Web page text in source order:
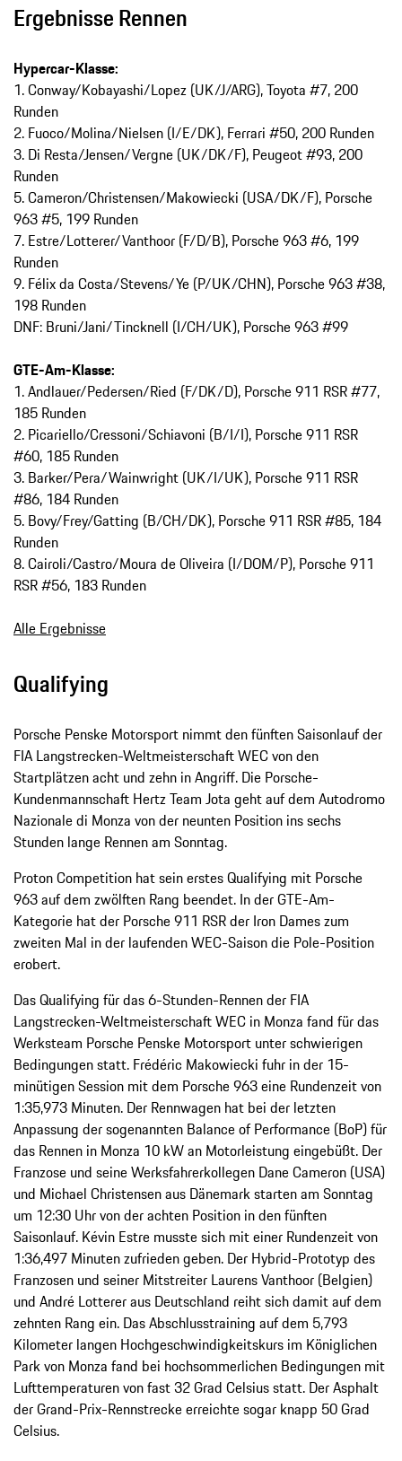
Ergebnisse Rennen
Hypercar-Klasse:
1. Conway/Kobayashi/Lopez (UK/J/ARG), Toyota #7, 200
Runden
2. Fuoco/Molina/Nielsen (I/E/DK), Ferrari #50, 200 Runden
3. Di Resta/Jensen/Vergne (UK/DK/F), Peugeot #93, 200
Runden
5. Cameron/Christensen/Makowiecki (USA/DK/F), Porsche
963 #5, 199 Runden
7. Estre/Lotterer/Vanthoor (F/D/B), Porsche 963 #6, 199
Runden
9. Félix da Costa/Stevens/Ye (P/UK/CHN), Porsche 963 #38,
198 Runden
DNF: Bruni/Jani/Tincknell (I/CH/UK), Porsche 963 #99
GTE-Am-Klasse:
1. Andlauer/Pedersen/Ried (F/DK/D), Porsche 911 RSR #77,
185 Runden
2. Picariello/Cressoni/Schiavoni (B/I/I), Porsche 911 RSR
#60, 185 Runden
3. Barker/Pera/Wainwright (UK/I/UK), Porsche 911 RSR
#86, 184 Runden
5. Bovy/Frey/Gatting (B/CH/DK), Porsche 911 RSR #85, 184
Runden
8. Cairoli/Castro/Moura de Oliveira (I/DOM/P), Porsche 911
RSR #56, 183 Runden
Alle Ergebnisse
Qualifying
Porsche Penske Motorsport nimmt den fünften Saisonlauf der
FIA Langstrecken-Weltmeisterschaft WEC von den
Startplätzen acht und zehn in Angriff. Die Porsche-
Kundenmannschaft Hertz Team Jota geht auf dem Autodromo
Nazionale di Monza von der neunten Position ins sechs
Stunden lange Rennen am Sonntag.
Proton Competition hat sein erstes Qualifying mit Porsche
963 auf dem zwölften Rang beendet. In der GTE-Am-
Kategorie hat der Porsche 911 RSR der Iron Dames zum
zweiten Mal in der laufenden WEC-Saison die Pole-Position
erobert.
Das Qualifying für das 6-Stunden-Rennen der FIA
Langstrecken-Weltmeisterschaft WEC in Monza fand für das
Werksteam Porsche Penske Motorsport unter schwierigen
Bedingungen statt. Frédéric Makowiecki fuhr in der 15-
minütigen Session mit dem Porsche 963 eine Rundenzeit von
1:35,973 Minuten. Der Rennwagen hat bei der letzten
Anpassung der sogenannten Balance of Performance (BoP) für
das Rennen in Monza 10 kW an Motorleistung eingebüßt. Der
Franzose und seine Werksfahrerkollegen Dane Cameron (USA)
und Michael Christensen aus Dänemark starten am Sonntag
um 12:30 Uhr von der achten Position in den fünften
Saisonlauf. Kévin Estre musste sich mit einer Rundenzeit von
1:36,497 Minuten zufrieden geben. Der Hybrid-Prototyp des
Franzosen und seiner Mitstreiter Laurens Vanthoor (Belgien)
und André Lotterer aus Deutschland reiht sich damit auf dem
zehnten Rang ein. Das Abschlusstraining auf dem 5,793
Kilometer langen Hochgeschwindigkeitskurs im Königlichen
Park von Monza fand bei hochsommerlichen Bedingungen mit
Lufttemperaturen von fast 32 Grad Celsius statt. Der Asphalt
der Grand-Prix-Rennstrecke erreichte sogar knapp 50 Grad
Celsius.